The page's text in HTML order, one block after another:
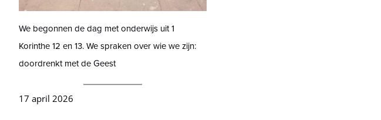
We begonnen de dag met onderwijs uit 1
Korinthe 12 en 13. We spraken over wie we zijn:
doordrenkt met de Geest
17 april 2026